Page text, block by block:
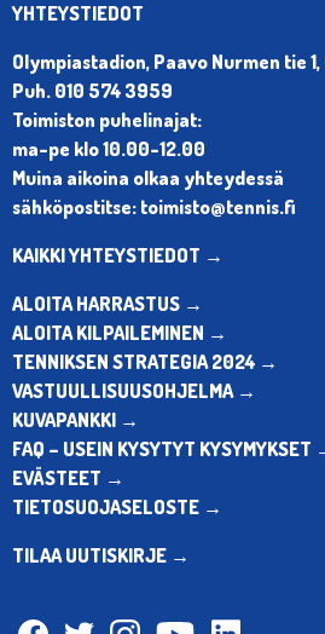
YHTEYSTIEDOT
Olympiastadion, Paavo Nurmen tie
Puh. 010 574 3959
Toimiston puhelinajat:
ma-pe klo 10.00-12.00
Muina aikoina olkaa yhteydessä
sähköpostitse: toimisto@tennis.fi
KAIKKI YHTEYSTIEDOT →
ALOITA HARRASTUS →
ALOITA KILPAILEMINEN →
TENNIKSEN STRATEGIA 2024 →
VASTUULLISUUSOHJELMA →
KUVAPANKKI →
FAQ – USEIN KYSYTYT KYSYMYKSET
EVÄSTEET →
TIETOSUOJASELOSTE →
TILAA UUTISKIRJE →